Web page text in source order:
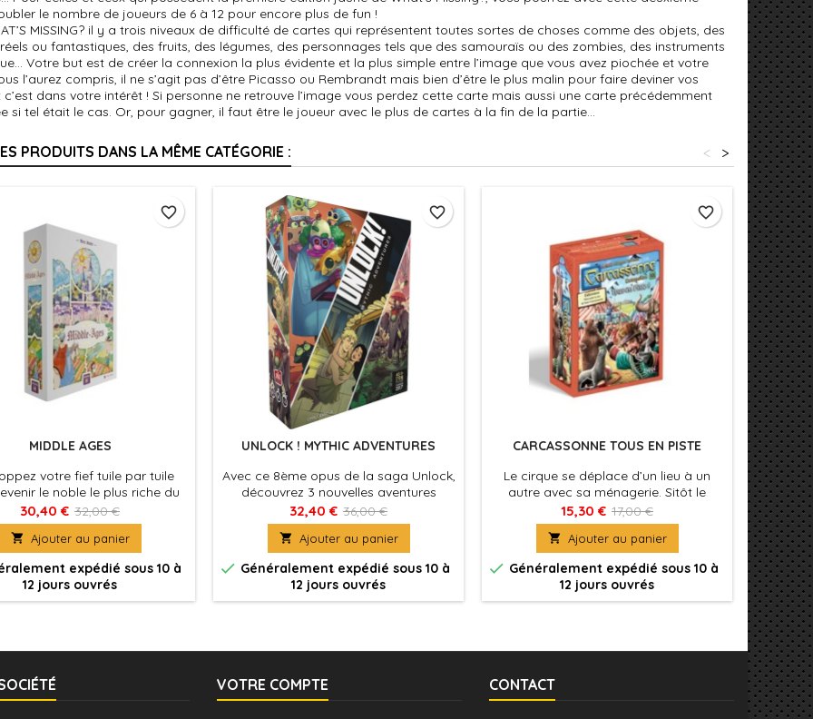
le nombre de joueurs de 6 à 12 pour encore plus de fun !
MISSING? il y a trois niveaux de difficulté de cartes qui représentent toutes sortes de choses comme des objets, des
ou fantastiques, des fruits, des légumes, des personnages tels que des samouraïs ou des zombies, des instruments
Votre but est de créer la connexion la plus évidente et la plus simple entre l’image que vous avez piochée et votre
l’aurez compris, il ne s’agit pas d’être Picasso ou Rembrandt mais bien d’être le plus malin pour faire deviner vos
c’est dans votre intérêt ! Si personne ne retrouve l’image vous perdez cette carte mais aussi une carte précédemment
si tel était le cas. Or, pour gagner, il faut être le joueur avec le plus de cartes à la fin de la partie…
PRODUITS DANS LA MÊME CATÉGORIE : >
<
MIDDLE AGES
votre fief tuile par tuile
le noble le plus riche du
royaume !
30,40 € 32,00 €
 Ajouter au panier
expédié sous 10 à
12 jours ouvrés
favorite_border
UNLOCK ! MYTHIC ADVENTURES
Avec ce 8ème opus de la saga Unlock,
découvrez 3 nouvelles aventures
palpitantes : un tour du monde en 80
jours, une plongée dans l'antiquité
grecque et une nouvelle aventure avec
Noside.
32,40 € 36,00 €
 Ajouter au panier
 Généralement expédié sous 10 à
12 jours ouvrés
favorite_border
CARCASSONNE TOUS EN PISTE
Le cirque se déplace d’un lieu à un
autre avec sa ménagerie. Sitôt le
chapiteau dressé, tous les meeples
des environs affluent pour assister au
spectacle !
15,30 € 17,00 €
 Ajouter au panier
 Généralement expédié sous 10 à
12 jours ouvrés
favorite_border
dans
dans

VOTRE COMPTE CONTACT